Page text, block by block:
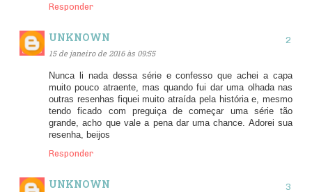
Responder
UNKNOWN
15 de janeiro de 2016 às 09:55
Nunca li nada dessa série e confesso que achei a capa
muito pouco atraente, mas quando fui dar uma olhada nas
outras resenhas fiquei muito atraída pela história e, mesmo
tendo ficado com preguiça de começar uma série tão
grande, acho que vale a pena dar uma chance. Adorei sua
resenha, beijos
Responder
UNKNOWN